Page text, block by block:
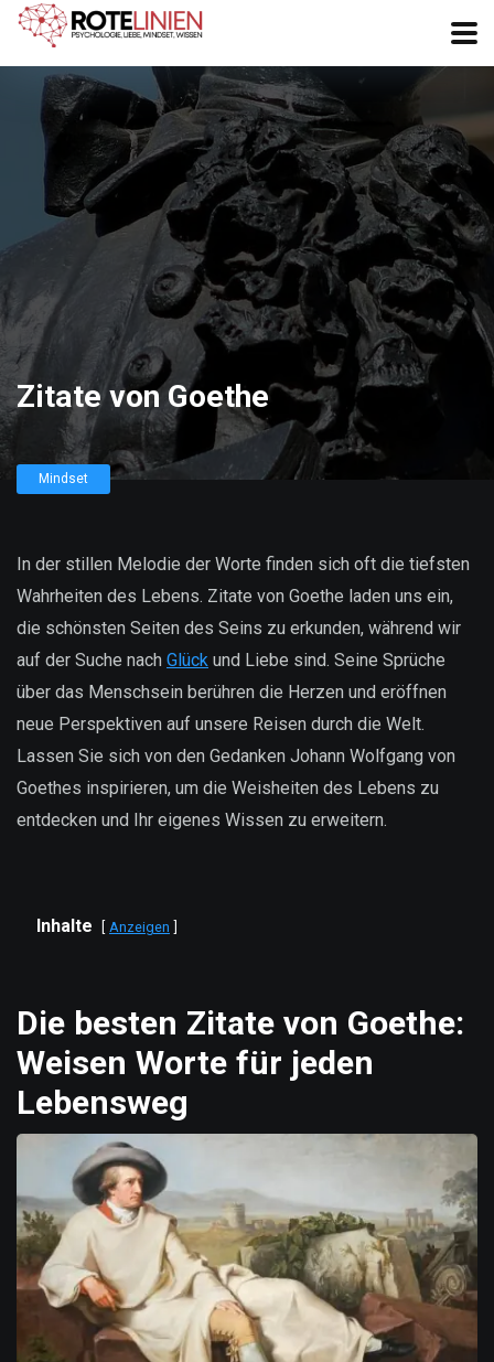
Zitate von Goethe
Mindset
In der stillen Melodie der Worte finden sich oft die tiefsten
Wahrheiten des Lebens. Zitate von Goethe laden uns ein,
die schönsten Seiten des Seins zu erkunden, während wir
auf der Suche nach Glück und Liebe sind. Seine Sprüche
über das Menschsein berühren die Herzen und eröffnen
neue Perspektiven auf unsere Reisen durch die Welt.
Lassen Sie sich von den Gedanken Johann Wolfgang von
Goethes inspirieren, um die Weisheiten des Lebens zu
entdecken und Ihr eigenes Wissen zu erweitern.
Inhalte Anzeigen
Die besten Zitate von Goethe:
Weisen Worte für jeden
Lebensweg